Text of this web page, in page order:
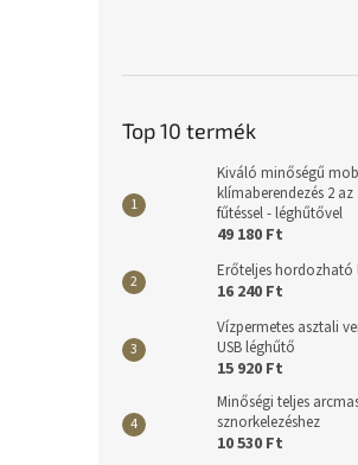
Top 10 termék
Kiváló minőségű
klímaberendezés 2 az
fűtéssel - léghűtővel
49 180 Ft
Erőteljes hordozható
16 240 Ft
Vízpermetes asztali
USB léghűtő
15 920 Ft
Minőségi teljes
sznorkelezéshez
10 530 Ft